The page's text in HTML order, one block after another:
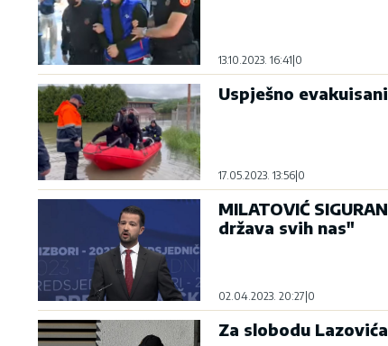
13.10.2023. 16:41|0
Uspješno
17.05.2023. 13:56|0
MILATOVIĆ
država svih nas"
02.04.2023. 20:27|0
Za slobodu